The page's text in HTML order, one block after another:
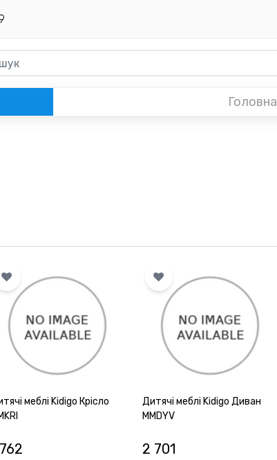
Головна
меблі Kidigo Крісло
Дитячі меблі Kidigo Диван
MMDYV
2 701